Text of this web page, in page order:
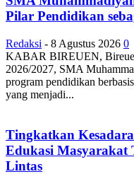
Pilar Pendidikan
Redaksi - 8 Agustus 2026 0
KABAR BIREUEN,
2026/2027, SMA
program pendidikan
yang menjadi...
Tingkatkan
Edukasi Masyarakat
Lintas